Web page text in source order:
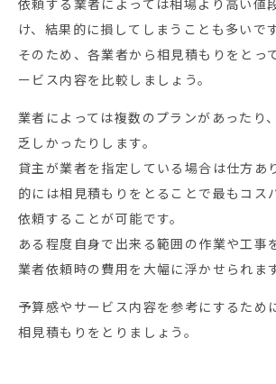
け、結果的に損してしまうことも多いです
そのため、各業者から相見積もりをとっ
ービス内容を比較しましょう。
業者によっては複数のプランがあったり
乏しかったりします。
貸主が業者を指定している場合は仕方あ
的には相見積もりをとることで最もコス
依頼することが可能です。
ある程度自身で出来る範囲の作業や工事
業者依頼時の費用を大幅に浮かせられます
予算感やサービス内容を参考にするため
相見積もりをとりましょう。